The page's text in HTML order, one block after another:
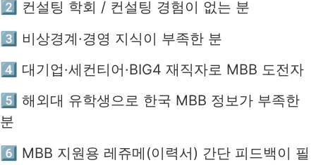
2️⃣ 컨설팅 학회 / 컨설팅 경험이 없는 분
3️⃣ 비상경계·경영 지식이 부족한 분
4️⃣ 대기업·세컨티어·BIG4 재직자로 MBB 도전자
5️⃣ 해외대 유학생으로 한국 MBB 정보가 부족한
분
6️⃣ MBB 지원용 레쥬메(이력서) 간단 피드백이 필